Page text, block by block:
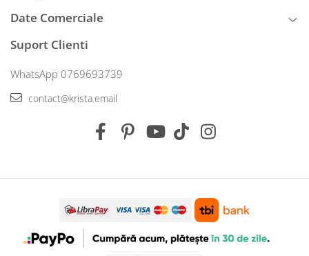
Date Comerciale
Suport Clienti
WhatsApp 0769693739
contact@krista.email